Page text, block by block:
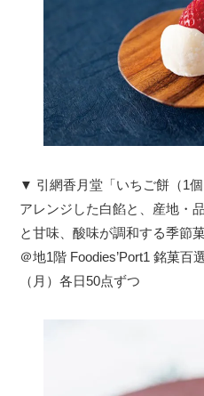
▼ 引網香月堂「いちご餅（1
アレンジした白餡と、産地・
と甘味、酸味が調和する季節
＠地1階 Foodies’Port1 銘菓百
（月）各日50点ずつ